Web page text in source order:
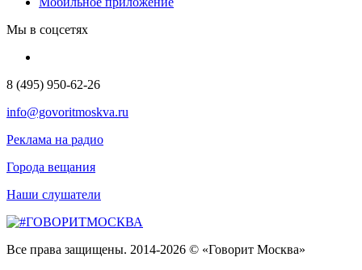
Мы в соцсетях
8 (495) 950-62-26
info@govoritmoskva.ru
Реклама на радио
Города вещания
Наши слушатели
Все права защищены. 2014-2026 © «Говорит Москва»